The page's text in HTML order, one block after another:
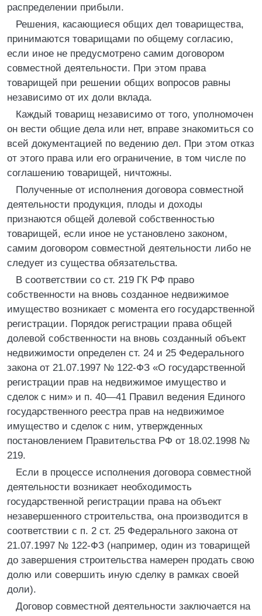
распределении прибыли.
Решения, касающиеся общих дел товарищества,
принимаются товарищами по общему согласию,
если иное не предусмотрено самим договором
совместной деятельности. При этом права
товарищей при решении общих вопросов равны
независимо от их доли вклада.
Каждый товарищ независимо от того, уполномочен
он вести общие дела или нет, вправе знакомиться со
всей документацией по ведению дел. При этом отказ
от этого права или его ограничение, в том числе по
соглашению товарищей, ничтожны.
Полученные от исполнения договора совместной
деятельности продукция, плоды и доходы
признаются общей долевой собственностью
товарищей, если иное не установлено законом,
самим договором совместной деятельности либо не
следует из существа обязательства.
В соответствии со ст. 219 ГК РФ право
собственности на вновь созданное недвижимое
имущество возникает с момента его государственной
регистрации. Порядок регистрации права общей
долевой собственности на вновь созданный объект
недвижимости определен ст. 24 и 25 Федерального
закона от 21.07.1997 № 122-ФЗ «О государственной
регистрации прав на недвижимое имущество и
сделок с ним» и п. 40—41 Правил ведения Единого
государственного реестра прав на недвижимое
имущество и сделок с ним, утвержденных
постановлением Правительства РФ от 18.02.1998 №
219.
Если в процессе исполнения договора совместной
деятельности возникает необходимость
государственной регистрации права на объект
незавершенного строительства, она производится в
соответствии с п. 2 ст. 25 Федерального закона от
21.07.1997 № 122-ФЗ (например, один из товарищей
до завершения строительства намерен продать свою
долю или совершить иную сделку в рамках своей
доли).
Договор совместной деятельности заключается на